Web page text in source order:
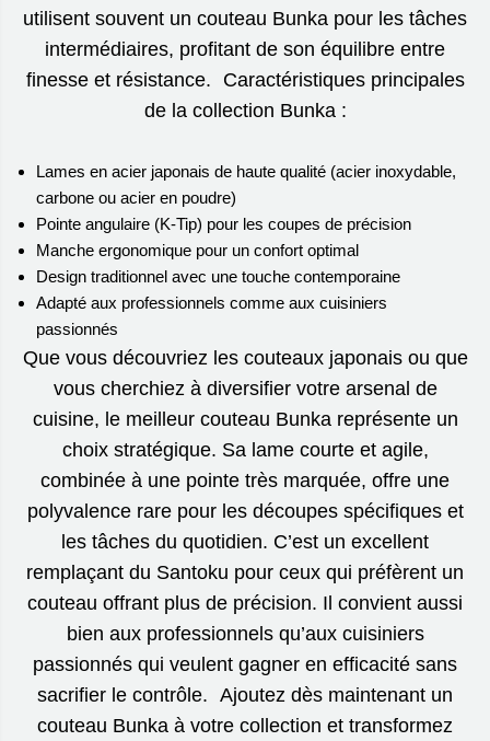
utilisent souvent un couteau Bunka pour les tâches
intermédiaires, profitant de son équilibre entre
finesse et résistance. Caractéristiques principales
de la collection Bunka :
Lames en acier japonais de haute qualité (acier inoxydable,
carbone ou acier en poudre)
Pointe angulaire (K-Tip) pour les coupes de précision
Manche ergonomique pour un confort optimal
Design traditionnel avec une touche contemporaine
Adapté aux professionnels comme aux cuisiniers
passionnés
Que vous découvriez les couteaux japonais ou que
vous cherchiez à diversifier votre arsenal de
cuisine, le meilleur couteau Bunka représente un
choix stratégique. Sa lame courte et agile,
combinée à une pointe très marquée, offre une
polyvalence rare pour les découpes spécifiques et
les tâches du quotidien. C’est un excellent
remplaçant du Santoku pour ceux qui préfèrent un
couteau offrant plus de précision. Il convient aussi
bien aux professionnels qu’aux cuisiniers
passionnés qui veulent gagner en efficacité sans
sacrifier le contrôle. Ajoutez dès maintenant un
couteau Bunka à votre collection et transformez